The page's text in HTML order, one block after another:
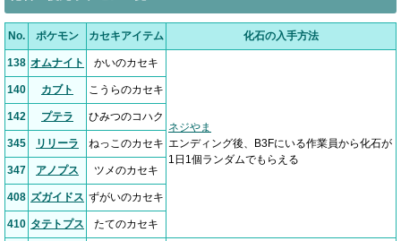
No. ポケモン カセキアイテム 化石の入手方法
138 オムナイト かいのカセキ
ネジやま
エンディング後、B3Fにいる作業員から化石が
1日1個ランダムでもらえる
140 カブト こうらのカセキ
142 プテラ ひみつのコハク
345 リリーラ ねっこのカセキ
347 アノプス ツメのカセキ
408 ズガイドス ずがいのカセキ
410 タテトプス たてのカセキ